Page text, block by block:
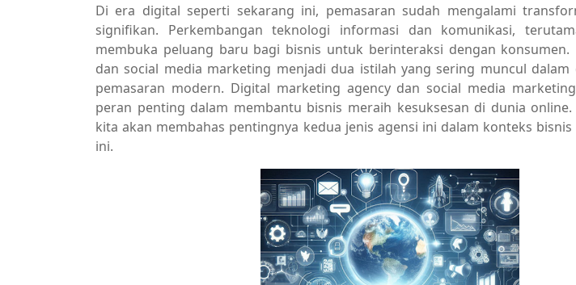
Di era digital seperti sekarang ini, pemasaran sudah mengalami
signifikan. Perkembangan teknologi informasi dan komunikasi,
membuka peluang baru bagi bisnis untuk berinteraksi dengan
dan social media marketing menjadi dua istilah yang sering muncul dalam
pemasaran modern. Digital marketing agency dan social media
peran penting dalam membantu bisnis meraih kesuksesan di dunia
kita akan membahas pentingnya kedua jenis agensi ini dalam konteks
ini.